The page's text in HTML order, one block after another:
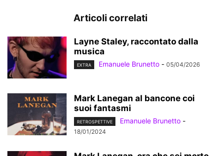
Articoli correlati
Layne Staley, raccontato dalla
musica
EXTRA Emanuele Brunetto - 05/04/2026
Mark Lanegan al bancone coi
suoi fantasmi
RETROSPETTIVE Emanuele Brunetto -
18/01/2024